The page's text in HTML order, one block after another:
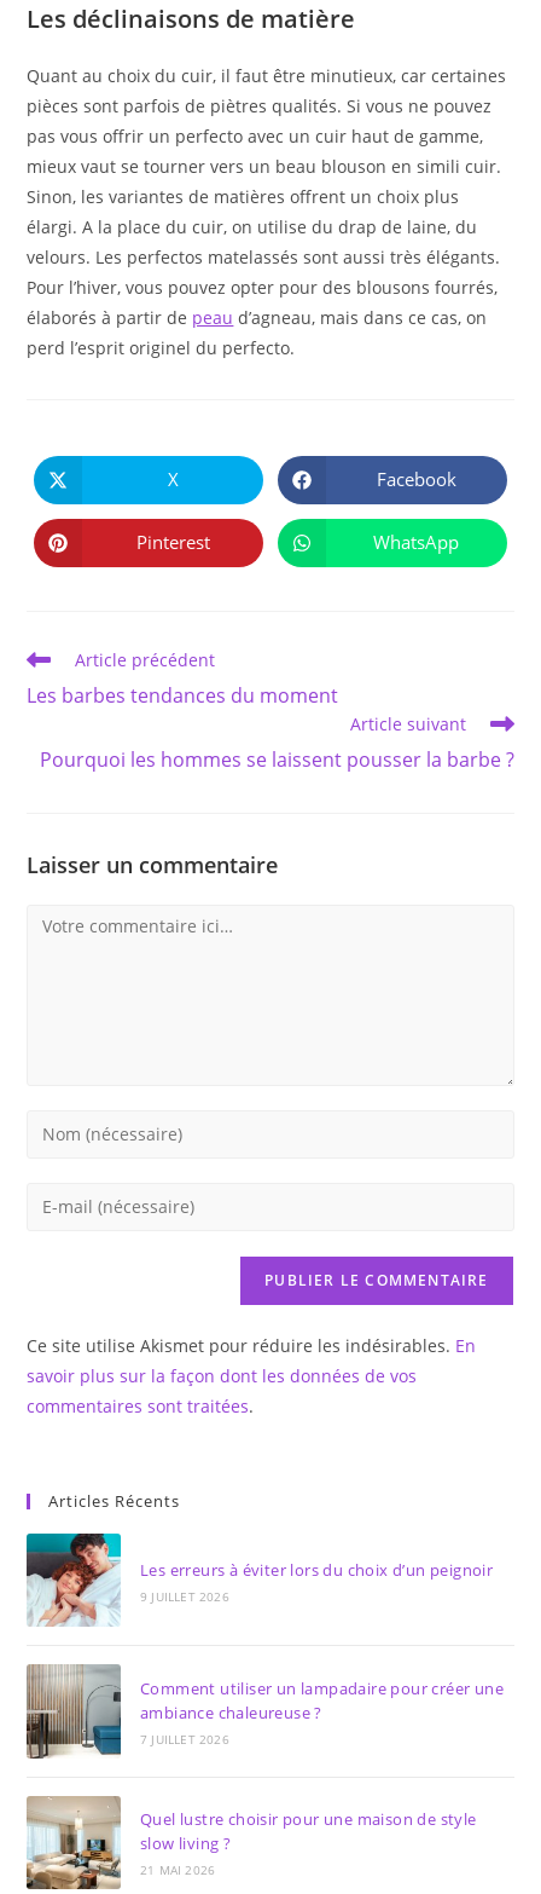
Les déclinaisons de matière
Quant au choix du cuir, il faut être minutieux, car certaines
pièces sont parfois de piètres qualités. Si vous ne pouvez
pas vous offrir un perfecto avec un cuir haut de gamme,
mieux vaut se tourner vers un beau blouson en simili cuir.
Sinon, les variantes de matières offrent un choix plus
élargi. A la place du cuir, on utilise du drap de laine, du
velours. Les perfectos matelassés sont aussi très élégants.
Pour l’hiver, vous pouvez opter pour des blousons fourrés,
élaborés à partir de peau d’agneau, mais dans ce cas, on
perd l’esprit originel du perfecto.
CE
CONTENU
Ouvrir
dans
une
autre
fenêtre
X Ouvrir
dans
une
autre
fenêtre
Facebook
Ouvrir
dans
Pinterest Ouvrir
dans
WhatsApp
Read
more
articles
Article précédent
Les barbes tendances du moment
Article suivant
Pourquoi les hommes se laissent pousser la barbe ?
Laisser un commentaire
Comment
Enter
Enter
comment
Ce site utilise Akismet pour réduire les indésirables. En
savoir plus sur la façon dont les données de vos
commentaires sont traitées.
Articles Récents
Les erreurs à éviter lors du choix d’un peignoir
9 JUILLET 2026
Comment utiliser un lampadaire pour créer une
ambiance chaleureuse ?
7 JUILLET 2026
Quel lustre choisir pour une maison de style
slow living ?
21 MAI 2026